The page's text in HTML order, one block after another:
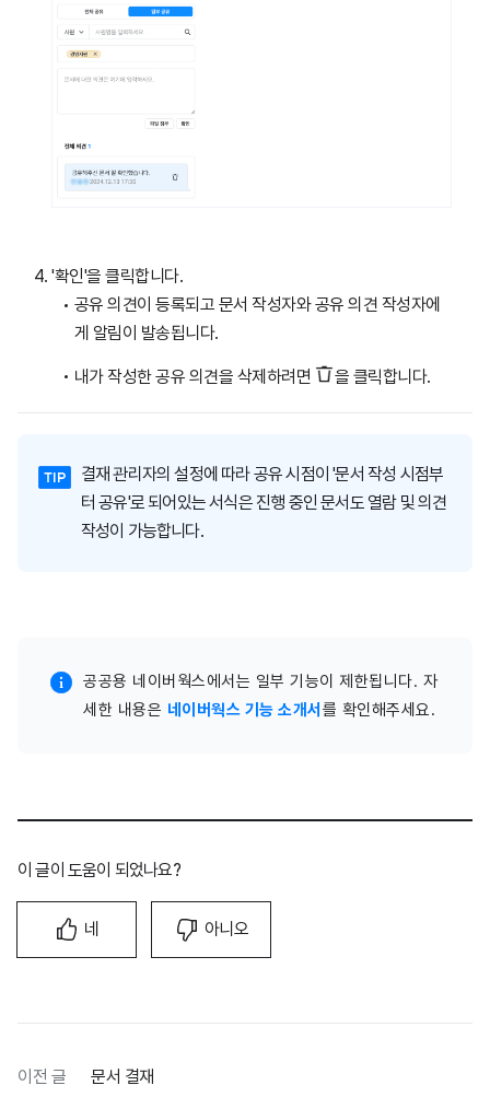
'확인'을 클릭합니다.
공유 의견이 등록되고 문서 작성자와 공유 의견 작성자에
게 알림이 발송됩니다.
내가 작성한 공유 의견을 삭제하려면 을 클릭합니다.
결재 관리자의 설정에 따라 공유 시점이 '문서 작성 시점부
터 공유'로 되어있는 서식은 진행 중인 문서도 열람 및 의견
작성이 가능합니다.
공공용 네이버웍스에서는 일부 기능이 제한됩니다. 자
세한 내용은 네이버웍스 기능 소개서 를 확인해주세요.
이 글이 도움이 되었나요?
네 아니오
이전 글
문서 결재